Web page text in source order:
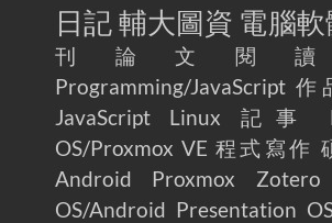
日記 輔大圖資 電腦軟
刊論文閱
Programming/JavaScript 作
JavaScript
Linux 記事
OS/Proxmox VE 程式寫作
Android
Proxmox Zotero
OS/Android Presentation